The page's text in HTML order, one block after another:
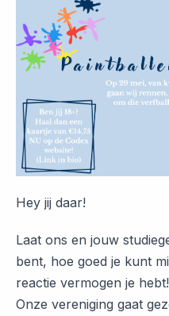
Hey jij daar!
Laat ons en jouw
bent, hoe goed je kunt
reactie vermogen je hebt!
Onze vereniging gaat